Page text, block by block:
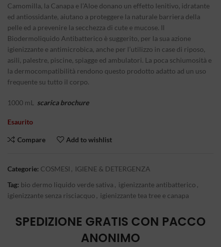
Camomilla, la Canapa e l’Aloe donano un effetto lenitivo, idratante
ed antiossidante, aiutano a proteggere la naturale barriera della
pelle ed a prevenire la secchezza di cute e mucose. Il
Biodermoliquido Antibatterico è suggerito, per la sua azione
igienizzante e antimicrobica, anche per l’utilizzo in case di riposo,
asili, palestre, piscine, spiagge ed ambulatori. La poca schiumosità e
la dermocompatibilità rendono questo prodotto adatto ad un uso
frequente su tutto il corpo.
1000 mL scarica brochure
Esaurito
Compare Add to wishlist
Categorie: COSMESI , IGIENE & DETERGENZA
Tag: bio dermo liquido verde sativa , igienizzante antibatterico ,
igienizzante senza risciacquo , igienizzante tea tree e canapa
SPEDIZIONE GRATIS CON PACCO
ANONIMO